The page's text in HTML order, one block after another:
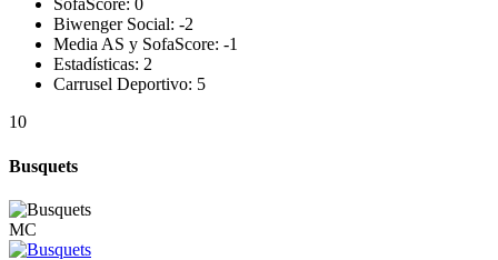
SofaScore: 0
Biwenger Social: -2
Media AS y SofaScore: -1
Estadísticas: 2
Carrusel Deportivo: 5
10
Busquets
MC